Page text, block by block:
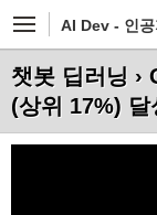
AI Dev - 인
챗봇 딥러닝 ›
(상위 17%) 달